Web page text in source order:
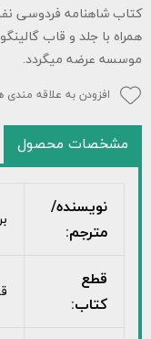
کتاب شاهنامه فردوسی
همراه با جلد و قاب
موسسه عرضه میگردد.
افزودن به علاقه مندی
مشخصات محصول
نویسنده/
مترجم:
قطع
کتاب: